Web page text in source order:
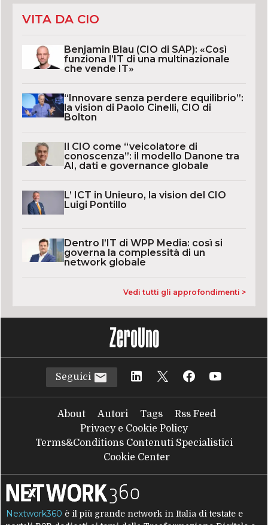
VITA DA CIO
Benjamin Blau (CIO di SAP): «Così
funziona l’IT di una multinazionale
che vende IT»
“Innovare senza perdere equilibrio”:
la vision di Paolo Cinelli, CIO di
Bolton
Il CIO come “veicolatore di
conoscenza”: il modello Danone tra
AI, dati e governance globale
L’ ICT in Unieuro, la vision del CIO
Luigi Pontillo
Dentro l’IT di WPP Media: così si
governa la complessità di un
network globale
Vedi tutti gli approfondimenti >
Seguici
About Autori Tags
Rss Feed
Privacy e Cookie Policy
Terms&Conditions Contenuti Specialistici
Cookie Center
Nextwork360 è il più grande network in Italia di testate e